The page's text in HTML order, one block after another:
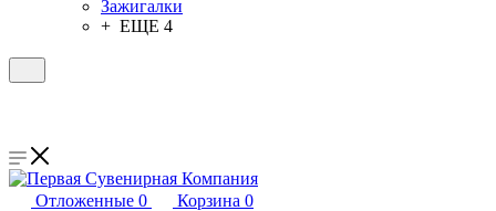
Зажигалки
+ ЕЩЕ 4
Отложенные 0 Корзина 0